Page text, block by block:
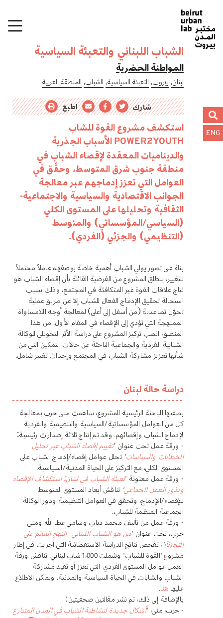
ENG
الشباب اللبناني والتعبئة السياسية
المواطنة الحضرية
لبنان, بيروت, التعبئة السياسية, الشباب, المنطقة العربية
شارك اطبع
استكشف مشروع القوة للشاب
POWER2YOUTH الأسباب الجذرية
والديناميات المعقدة لإقصاء الشباب في
منطقة جنوب شرق المتوسط، وحقّق في
العوامل التي تعزز إدماجهم عبر معالجة
الجوانب الاقتصادية والسياسية والاجتماعية-
الثقافية وتحليلها على المستوى الكلي
(السياسي/المؤسساتي) والمتوسط
(التنظيمي) والجزئي (الفردي).
بناءً على تصور يولي الشباب أهمية خاصة بوصفهم عاملاً محتملاً
للتغيير، ينطلق المشروع من الفرضية القائلة بأن إقصاء الشباب هو
نتاج علاقات القوة غير المتكافئة في المجتمع، وذلك بسبب
استحالة تحقيق الإدماج الفعال للشباب إلا عن طريق عملية
تحوّل تصاعدية (من أسفل إلى أعلى) لمعالجة أوجه اللامساواة
الممنهجة التي تؤدي إلى الإقصاء في المقام الأول. من هذا
المنطلق، انصب تركيز المشروع على دراسة الأثر التحويلي للوكالة
الشبابية الفردية والجماعية الباحثة عن حالات التمكين التي من
شأنها تعزيز مشاركة الشباب في المجتمع وإحداث تغيير شامل.
دراسة حالة لبنان
بصفتها الباحثة الرئيسية للمشروع، ساهمت منى حرب بمعالجة
كل من العوامل المؤسساتية/السياسية والتنظيمية والفردية
لإدماج الشباب وإقصائهم. وقد تم إنتاج ثلاثة إصدارات رئيسية:
- ورقة عمل تحت عنوان "تقييم إقصاء الشباب عبر تحليل
الخطابات والسياسات" تحلل عوامل إقصاء/إدماج الشباب على
المستوى الكلي، مع التركيز على الحياة المدنية/السياسية.
- ورقة عمل معنونة "تعبئة الشباب في لبنان: استكشاف الإقصاء
وبذور العمل الجماعي" تناقش أبعاد المستوى المتوسط
للإقصاء/الإدماج، وتحقق في العوامل التنظيمية ودور الوكالة
الجماعية المنظمة للشباب.
- ورقة عمل من تأليف محمد دياب وسامي عطا الله ومنى
حرب، تحت عنوان "من هو الشباب اللبناني؟ النهج القائم على
التجزئة"، تفحص نتائج الدراسة الاستقصائية التي أجريت في إطار
مشروع "القوة للشباب" وشملت 1،000 شاب لبناني. تناقش ورقة
العمل عوامل المستوى الفردي التي تعزز أو تقيد مشاركة
الشباب والشابات في الحياة السياسية والمدنية. ويمكن الاطلاع
عليها هنا.
بالإضافة إلى ذلك، تم نشر مقالتين صحفيتين:
- حرب، منى، "أشكال جديدة لنشاطية الشباب في المدن المتنازع